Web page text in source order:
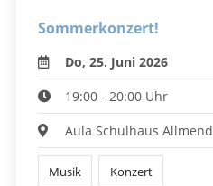
Sommerkonzert!
Do, 25. Juni 2026
19:00 - 20:00 Uhr
Aula Schulhaus Allmend
Musik Konzert